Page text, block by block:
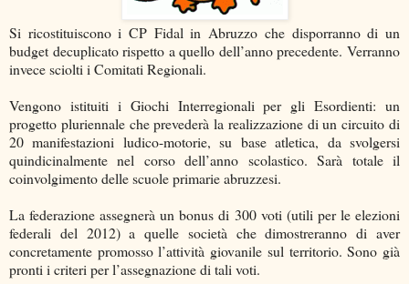
Si ricostituiscono i CP Fidal in Abruzzo che disporranno di un
budget decuplicato rispetto a quello dell’anno precedente. Verranno
invece sciolti i Comitati Regionali.
Vengono istituiti i Giochi Interregionali per gli Esordienti: un
progetto pluriennale che prevederà la realizzazione di un circuito di
20 manifestazioni ludico-motorie, su base atletica, da svolgersi
quindicinalmente nel corso dell’anno scolastico. Sarà totale il
coinvolgimento delle scuole primarie abruzzesi.
La federazione assegnerà un bonus di 300 voti (utili per le elezioni
federali del 2012) a quelle società che dimostreranno di aver
concretamente promosso l’attività giovanile sul territorio. Sono già
pronti i criteri per l’assegnazione di tali voti.